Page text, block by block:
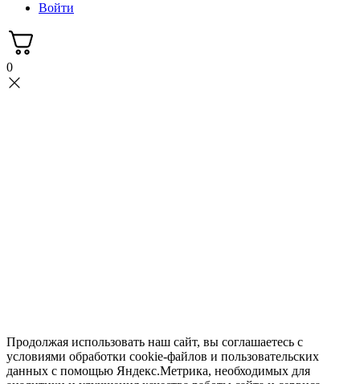
Войти
0
Продолжая использовать наш сайт, вы соглашаетесь с
условиями обработки cookie-файлов и пользовательских
данных с помощью Яндекс.Метрика, необходимых для